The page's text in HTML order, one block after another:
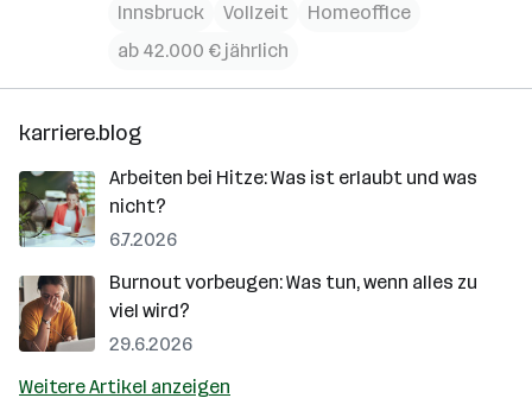
Innsbruck
Vollzeit
Homeoffice
ab 42.000 € jährlich
karriere.blog
Arbeiten bei Hitze: Was ist erlaubt und was
nicht?
6.7.2026
Burnout vorbeugen: Was tun, wenn alles zu
viel wird?
29.6.2026
Weitere Artikel anzeigen